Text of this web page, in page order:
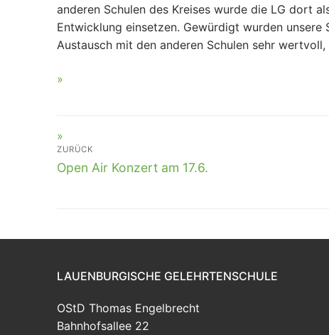
anderen Schulen des Kreises wurde die LG dort
Entwicklung einsetzen. Gewürdigt wurden
Austausch mit den anderen Schulen sehr
BEITRAGSNAVIGATION
ZURÜCK
Vorheriger
Open Air Konzert am 17.6.
LAUENBURGISCHE GELEHRTENSCHULE
OStD Thomas Engelbrecht
Bahnhofsallee 22